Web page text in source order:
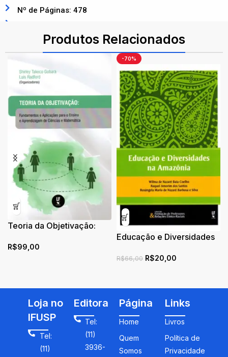
Nº de Páginas: 478
Produtos Relacionados
Teoria da Objetivação:
Aplicações para o Ensino
R$99,00
-70%
Educação e Diversidades
R$66,00 R$20,00
Loja no
IFUSP
Tel:
(11)
Editora
Tel:
(11)
3936-
Página
Home
Quem
Somos
Links
Livros
Política de
Privacidade